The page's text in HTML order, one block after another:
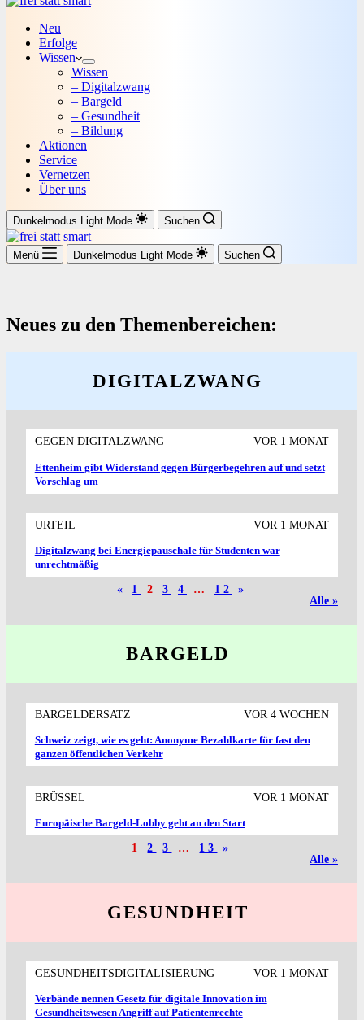
Neu
Erfolge
Wissen
Wissen
– Digitalzwang
– Bargeld
– Gesundheit
– Bildung
Aktionen
Service
Vernetzen
Über uns
Dunkelmodus Light Mode Suchen
Menü Dunkelmodus Light Mode Suchen
Neues zu den Themenbereichen:
DIGITALZWANG
GEGEN DIGITALZWANG VOR 1 MONAT
Ettenheim gibt Widerstand gegen Bürgerbegehren auf und setzt
Vorschlag um
URTEIL VOR 1 MONAT
Digitalzwang bei Energiepauschale für Studenten war
unrechtmäßig
« 1 2 3 4 … 12
»
Alle »
BARGELD
BARGELDERSATZ VOR 4 WOCHEN
Schweiz zeigt, wie es geht: Anonyme Bezahlkarte für fast den
ganzen öffentlichen Verkehr
BRÜSSEL VOR 1 MONAT
Europäische Bargeld-Lobby geht an den Start
1 2 3 … 13
»
Alle »
GESUNDHEIT
GESUNDHEITSDIGITALISIERUNG VOR 1 MONAT
Verbände nennen Gesetz für digitale Innovation im
Gesundheitswesen Angriff auf Patientenrechte